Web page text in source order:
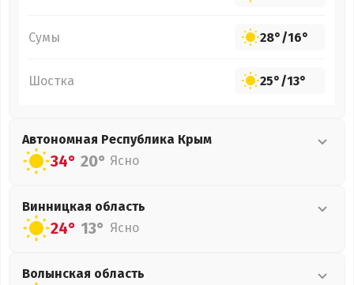
Сумы 28°/16°
Шостка 25°/13°
Автономная Республика Крым
34° 20° Ясно
Винницкая область
24° 13° Ясно
Волынская область